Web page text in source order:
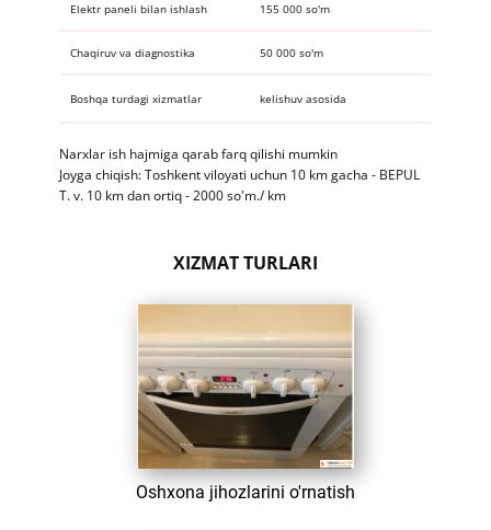
Elektr paneli bilan ishlash ​155 000 so'm
Chaqiruv va diagnostika​ ​50 000 so'm
Boshqa turdagi xizmatlar​ kelishuv asosida
​​Narxlar ish hajmiga qarab farq qilishi mumkin
Joyga chiqish: Toshkent viloyati uchun 10 km gacha - BEPUL
T. v. 10 km dan ortiq - 2000 so'm./ km
XIZMAT TURLARI
​ Oshxona jihozlarini o'rnatish